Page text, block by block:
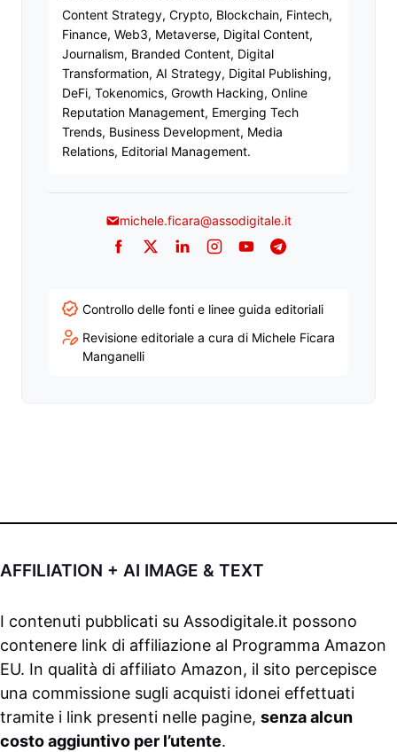
Content Strategy, Crypto, Blockchain, Fintech,
Finance, Web3, Metaverse, Digital Content,
Journalism, Branded Content, Digital
Transformation, AI Strategy, Digital Publishing,
DeFi, Tokenomics, Growth Hacking, Online
Reputation Management, Emerging Tech
Trends, Business Development, Media
Relations, Editorial Management.
michele.ficara@assodigitale.it
Facebook
TwitterLinkedInInstagram
YouTubeTelegram
Controllo delle fonti e linee guida editoriali
Revisione editoriale a cura di Michele Ficara
Manganelli
AFFILIATION + AI IMAGE & TEXT
I contenuti pubblicati su Assodigitale.it possono
contenere link di affiliazione al Programma Amazon
EU. In qualità di affiliato Amazon, il sito percepisce
una commissione sugli acquisti idonei effettuati
tramite i link presenti nelle pagine, senza alcun
costo aggiuntivo per l’utente.